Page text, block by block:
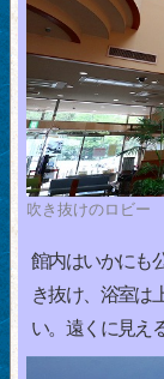
吹き抜けのロビー
館内はいかにも
き抜け、浴室は
い。遠くに見え